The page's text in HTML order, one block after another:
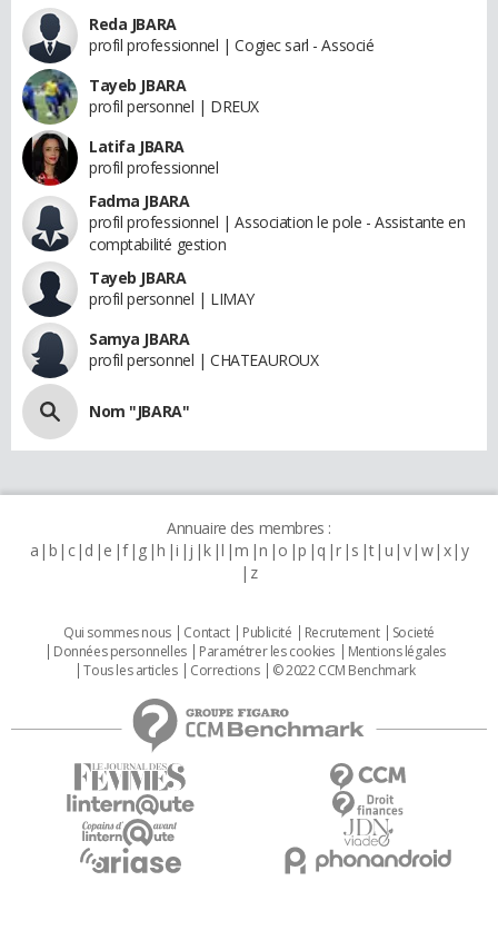
Reda JBARA
profil professionnel | Cogiec sarl - Associé
Tayeb JBARA
profil personnel | DREUX
Latifa JBARA
profil professionnel
Fadma JBARA
profil professionnel | Association le pole - Assistante en
comptabilité gestion
Tayeb JBARA
profil personnel | LIMAY
Samya JBARA
profil personnel | CHATEAUROUX
Nom "JBARA"
Annuaire des membres :
a b c d e f g h i j k l m n o p q r s t u v w x y
z
Qui sommes nous Contact Publicité Recrutement
Societé
Données personnelles
Paramétrer les cookies
Mentions légales
Tous les articles
Corrections © 2022 CCM Benchmark